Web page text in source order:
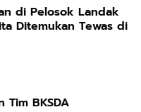
di Pelosok Landak
Ditemukan Tewas di
Tim BKSDA